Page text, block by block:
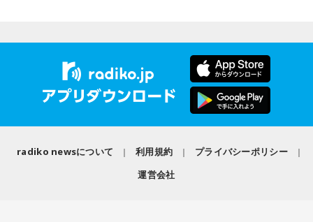
この日の放送をradikoタイムフリーで聴く
※放送エリア外の方は、プレミアム会員の登録でご利用いた
だけます。
----------------------------------------------------
番組名：杉浦太陽・松井玲奈 日曜まなびより
放送日時：毎週日曜 7:30～7:55
江原：もったいない！ それで絶対、他でもやってるから。
LINEとかで。チャラチャラした男ですよ、こいつは。だけ
ど、その結婚される方は気の毒ね。別れちゃうと思うよ、20
年も付き合っておいてそんなことしているんだから。いや
ぁ、良かった、良かった。おめでとうございます！
14日（金）午後8時よりQloveR会員限定生配信を実施しま
す。記念すべき初回生配信には、山中真尋（草薙理解役）、
福原かつみ（本橋依央利役）が出演。番組スタートに先駆
け、ラジオ番組への意気込みや番組の楽しみ方、今後の展開
などをたっぷりトークします。
い気持ちを前に出して、行動していくと良いでしょう。気に
なる相手にも自信を持って接するようにしましょう。
ラッキーなことが起こりそう。周りからの評価も上がって、
ち着いて穏やかになれることでしょう。交友関係も好調なの
radiko newsについて 利用規約
プライバシーポリシー
運営会社